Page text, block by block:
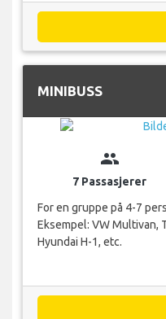
MINIBUSS
group
7 Passasjerer
For en gruppe på 4-7
Eksempel: VW Multivan,
Hyundai H-1, etc.